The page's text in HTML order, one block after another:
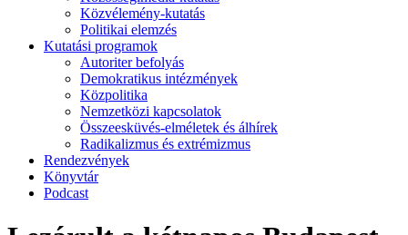
Közvélemény-kutatás
Politikai elemzés
Kutatási programok
Autoriter befolyás
Demokratikus intézmények
Közpolitika
Nemzetközi kapcsolatok
Összeesküvés-elméletek és álhírek
Radikalizmus és extrémizmus
Rendezvények
Könyvtár
Podcast